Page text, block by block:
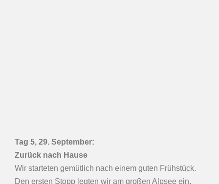
Tag 5, 29. September:
Zurück nach Hause
Wir starteten gemütlich nach einem guten Frühstück.
Den ersten Stopp legten wir am großen Alpsee ein.